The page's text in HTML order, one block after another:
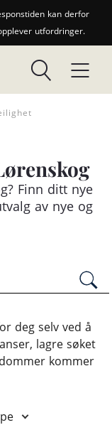
kan derfor
utfordringer.
Finn ditt nye
av nye og
deg selv ved å
lagre søket
kommer